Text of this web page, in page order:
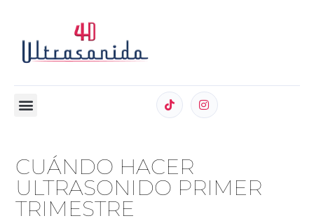
CUÁNDO HACER
ULTRASONIDO PRIMER
TRIMESTRE